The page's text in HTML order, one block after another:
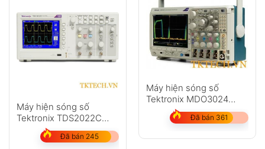
Máy hiện sóng số
Tektronix TDS2022C
200MHz 2 kênh 2 GS/s
Đã bán 245
Máy hiện sóng số
Tektronix MDO3024
(200Mhz, 4CH, 2.5GS/s)
Đã bán 361